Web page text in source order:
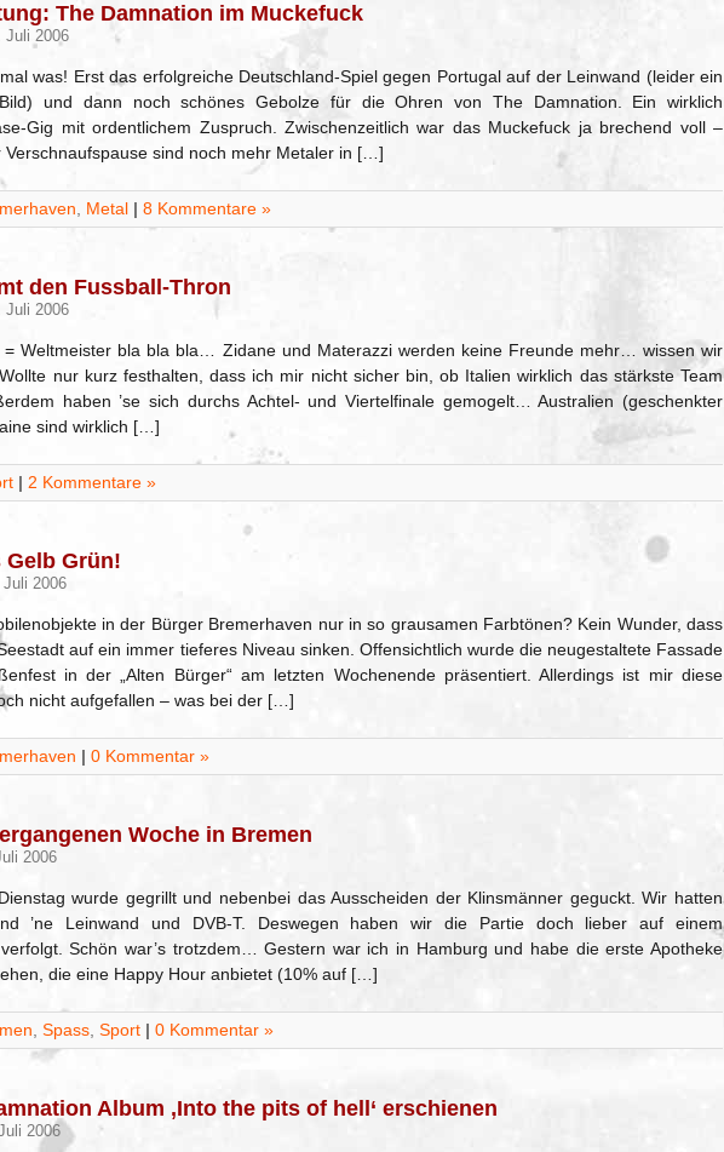
The Damnation im Muckefuck
Juli 2006
was! Erst das erfolgreiche Deutschland-Spiel gegen Portugal auf der Leinwand (leider ein
und dann noch schönes Gebolze für die Ohren von The Damnation. Ein wirklich
Gig mit ordentlichem Zuspruch. Zwischenzeitlich war das Muckefuck ja brechend voll –
Verschnaufspause sind noch mehr Metaler in […]
Metal | 8 Kommentare »
den Fussball-Thron
Juli 2006
Weltmeister bla bla bla… Zidane und Materazzi werden keine Freunde mehr… wissen wir
nur kurz festhalten, dass ich mir nicht sicher bin, ob Italien wirklich das stärkste Team
haben ’se sich durchs Achtel- und Viertelfinale gemogelt… Australien (geschenkter
sind wirklich […]
| 2 Kommentare »
Grün!
2006
in der Bürger Bremerhaven nur in so grausamen Farbtönen? Kein Wunder, dass
auf ein immer tieferes Niveau sinken. Offensichtlich wurde die neugestaltete Fassade
in der „Alten Bürger“ am letzten Wochenende präsentiert. Allerdings ist mir diese
nicht aufgefallen – was bei der […]
| 0 Kommentar »
Woche in Bremen
2006
wurde gegrillt und nebenbei das Ausscheiden der Klinsmänner geguckt. Wir hatten
’ne Leinwand und DVB-T. Deswegen haben wir die Partie doch lieber auf einem
Schön war’s trotzdem… Gestern war ich in Hamburg und habe die erste Apotheke
die eine Happy Hour anbietet (10% auf […]
Spass Sport | 0 Kommentar »
Album ‚Into the pits of hell‘ erschienen
2006